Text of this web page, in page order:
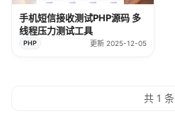
手机短信接收测试PHP源码 多
线程压力测试工具
PHP 更新 2025-12-05
共 1 条